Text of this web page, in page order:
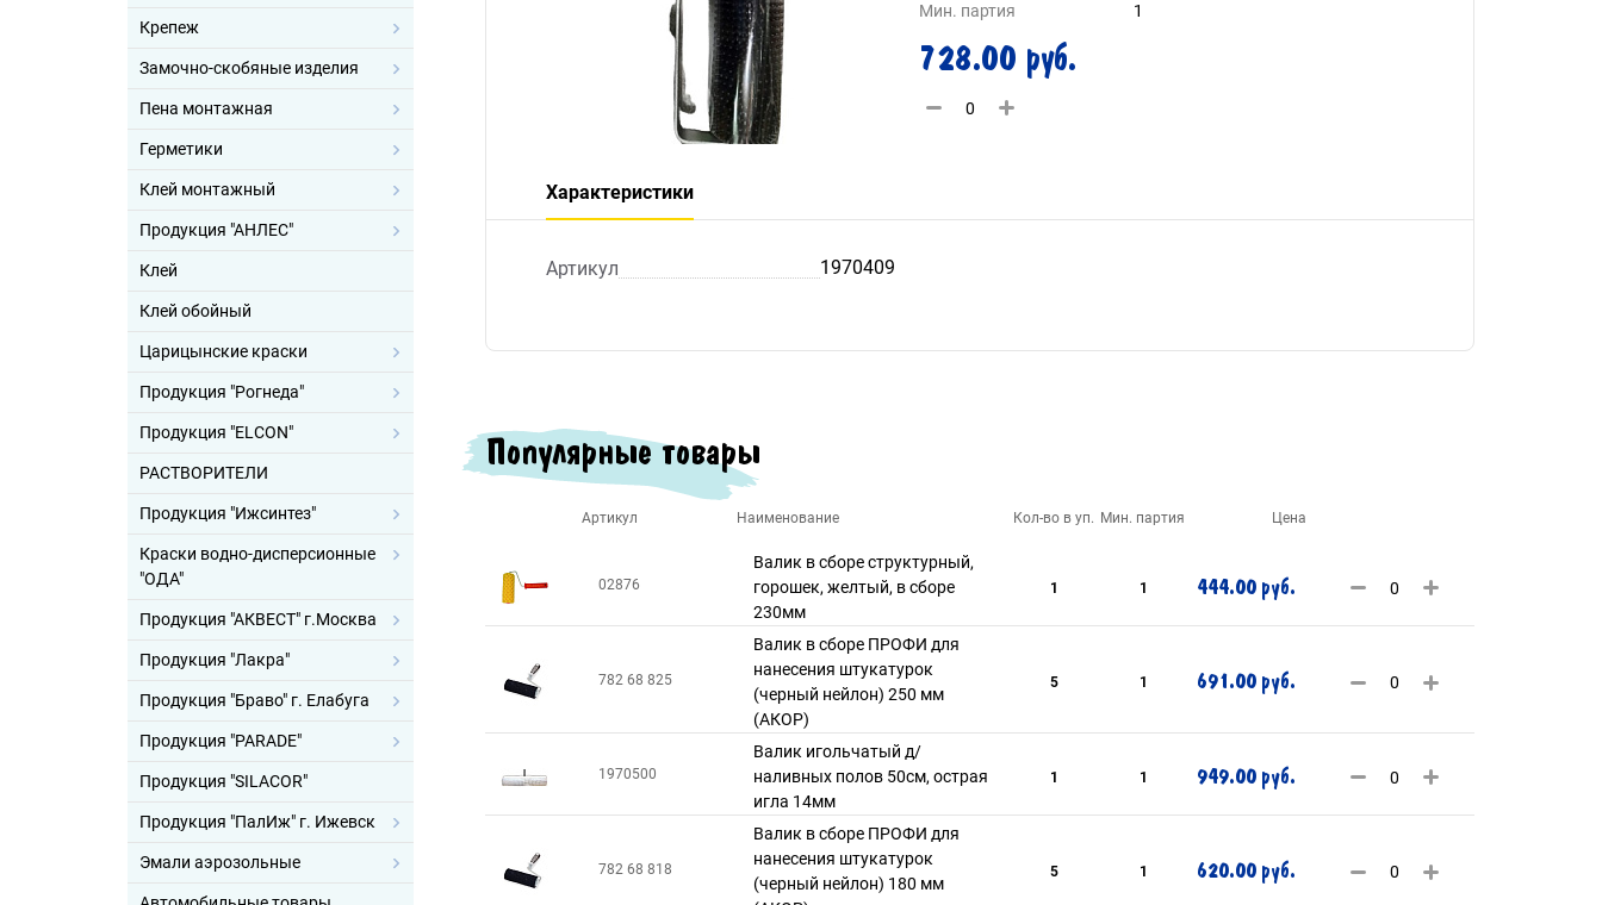
Крепеж
Замочно-скобяные изделия
Пена монтажная
Герметики
Клей монтажный
Продукция "АНЛЕС"
Клей
Клей обойный
Царицынские краски
Продукция "Рогнеда"
Продукция "ELCON"
РАСТВОРИТЕЛИ
Продукция "Ижсинтез"
Краски водно-дисперсионные
"ОДА"
Продукция "АКВЕСТ" г.Москва
Продукция "Лакра"
Продукция "Браво" г. Елабуга
Продукция "PARADE"
Продукция "SILACOR"
Продукция "ПалИж" г. Ижевск
Эмали аэрозольные
Мин. партия
1
728.00 руб.
Характеристики
Артикул 1970409
Популярные товары
Артикул Наименование Кол-во в уп. Мин. партия Цена
02876
Валик в сборе структурный,
горошек, желтый, в сборе
230мм
1 1 444.00 руб.
782 68 825
Валик в сборе ПРОФИ для
нанесения штукатурок
(черный нейлон) 250 мм
(АКОР)
5 1 691.00 руб.
1970500
Валик игольчатый д/
наливных полов 50см, острая
игла 14мм
1 1 949.00 руб.
782 68 818
Валик в сборе ПРОФИ для
нанесения штукатурок
(черный нейлон) 180 мм
5 1 620.00 руб.